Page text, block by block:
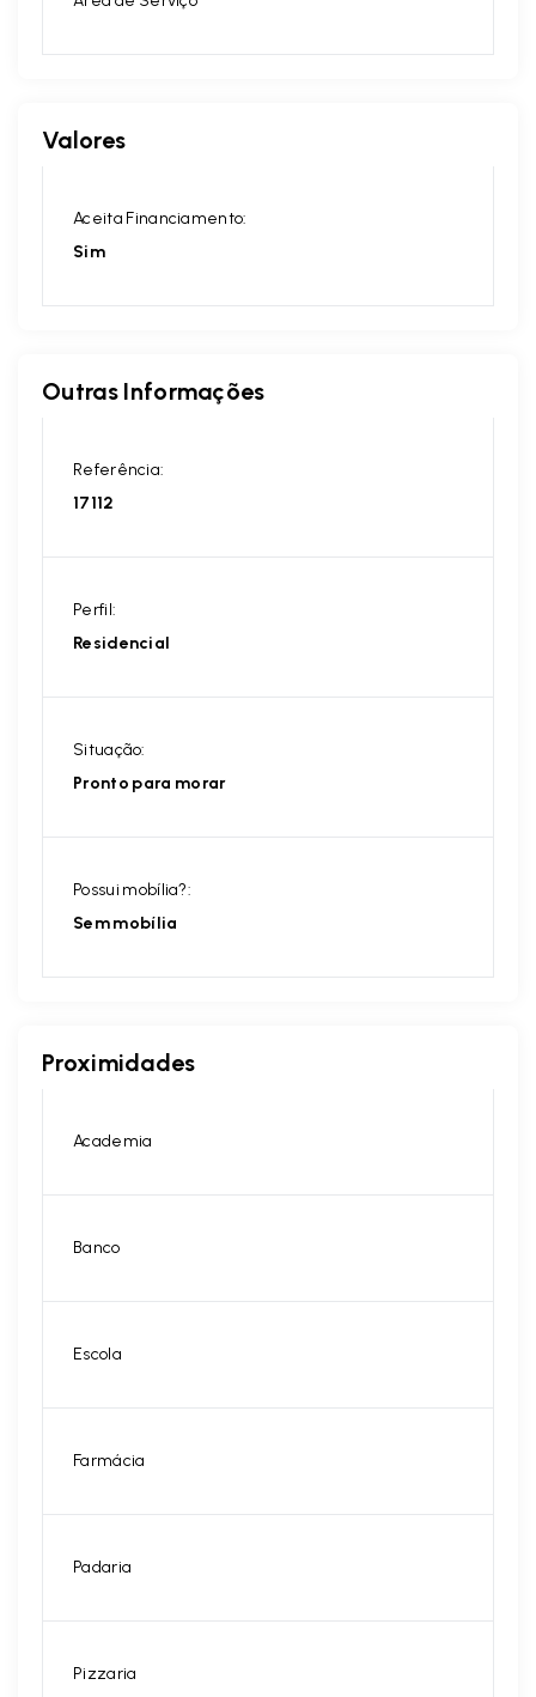
Valores
Aceita Financiamento:
Sim
Outras Informações
Referência:
17112
Perfil:
Residencial
Situação:
Pronto para morar
Possui mobília?:
Sem mobília
Proximidades
Academia
Banco
Escola
Farmácia
Padaria
Pizzaria